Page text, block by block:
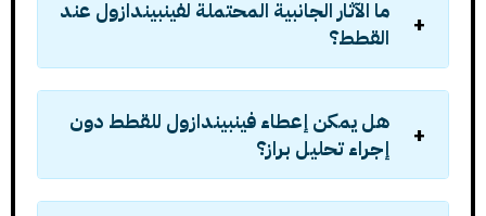
ما الآثار الجانبية المحتملة لفينبيندازول عند
القطط؟
هل يمكن إعطاء فينبيندازول للقطط دون
إجراء تحليل براز؟